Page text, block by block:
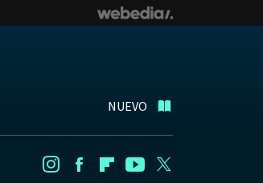
NUEVO
InstagramFacebookFlipboard
Youtube